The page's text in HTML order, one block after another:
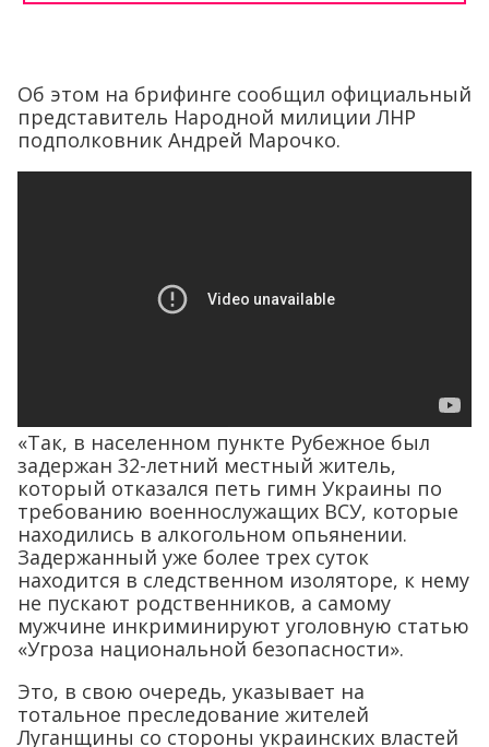
Об этом на брифинге сообщил официальный
представитель Народной милиции ЛНР
подполковник Андрей Марочко.
«Так, в населенном пункте Рубежное был
задержан 32-летний местный житель,
который отказался петь гимн Украины по
требованию военнослужащих ВСУ, которые
находились в алкогольном опьянении.
Задержанный уже более трех суток
находится в следственном изоляторе, к нему
не пускают родственников, а самому
мужчине инкриминируют уголовную статью
«Угроза национальной безопасности».
Это, в свою очередь, указывает на
тотальное преследование жителей
Луганщины со стороны украинских властей